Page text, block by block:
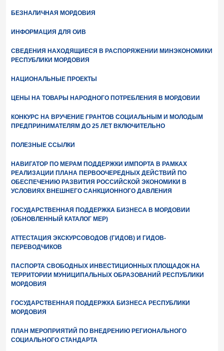
БЕЗНАЛИЧНАЯ МОРДОВИЯ
ИНФОРМАЦИЯ ДЛЯ ОИВ
СВЕДЕНИЯ НАХОДЯЩИЕСЯ В РАСПОРЯЖЕНИИ МИНЭКОНОМИКИ
РЕСПУБЛИКИ МОРДОВИЯ
НАЦИОНАЛЬНЫЕ ПРОЕКТЫ
ЦЕНЫ НА ТОВАРЫ НАРОДНОГО ПОТРЕБЛЕНИЯ В МОРДОВИИ
КОНКУРС НА ВРУЧЕНИЕ ГРАНТОВ СОЦИАЛЬНЫМ И МОЛОДЫМ
ПРЕДПРИНИМАТЕЛЯМ ДО 25 ЛЕТ ВКЛЮЧИТЕЛЬНО
ПОЛЕЗНЫЕ ССЫЛКИ
НАВИГАТОР ПО МЕРАМ ПОДДЕРЖКИ ИМПОРТА В РАМКАХ
РЕАЛИЗАЦИИ ПЛАНА ПЕРВООЧЕРЕДНЫХ ДЕЙСТВИЙ ПО
ОБЕСПЕЧЕНИЮ РАЗВИТИЯ РОССИЙСКОЙ ЭКОНОМИКИ В
УСЛОВИЯХ ВНЕШНЕГО САНКЦИОННОГО ДАВЛЕНИЯ
ГОСУДАРСТВЕННАЯ ПОДДЕРЖКА БИЗНЕСА В МОРДОВИИ
(ОБНОВЛЕННЫЙ КАТАЛОГ МЕР)
АТТЕСТАЦИЯ ЭКСКУРСОВОДОВ (ГИДОВ) И ГИДОВ-
ПЕРЕВОДЧИКОВ
ПАСПОРТА СВОБОДНЫХ ИНВЕСТИЦИОННЫХ ПЛОЩАДОК НА
ТЕРРИТОРИИ МУНИЦИПАЛЬНЫХ ОБРАЗОВАНИЙ РЕСПУБЛИКИ
МОРДОВИЯ
ГОСУДАРСТВЕННАЯ ПОДДЕРЖКА БИЗНЕСА РЕСПУБЛИКИ
МОРДОВИЯ
ПЛАН МЕРОПРИЯТИЙ ПО ВНЕДРЕНИЮ РЕГИОНАЛЬНОГО
СОЦИАЛЬНОГО СТАНДАРТА